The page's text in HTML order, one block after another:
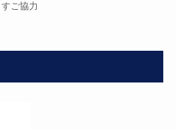
ご協力